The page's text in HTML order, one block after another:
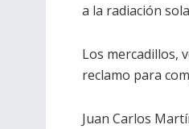
a la radiación
Los mercadillos,
reclamo para
Juan Carlos